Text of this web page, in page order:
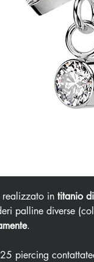
realizzato in titanio
palline diverse
.
piercing